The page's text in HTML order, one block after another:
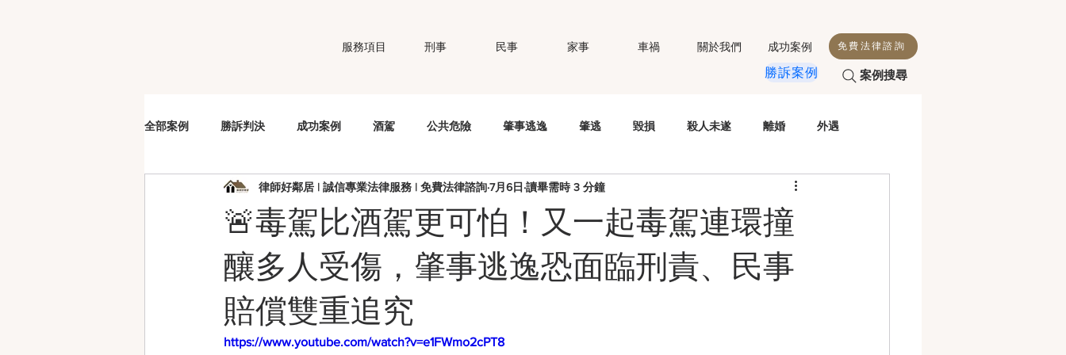
服務項目 刑事 民事 家事 車禍 關於我們 成功案例
勝訴案例
免費法律諮詢
案例搜尋
全部案例 勝訴判決 成功案例 酒駕 公共危險 肇事逃逸 肇逃 毀損 殺人未遂 離婚 外遇
車手 詐欺 洗錢 竊盜 妨害秘密 公然侮辱 個資法 侵害配偶權
妨害性自主 夫妻剩餘財產分配 職場霸凌 智慧財產權 商標權 偽造文書 強制性交 毒駕
🚨毒駕比酒駕更可怕！又一起毒駕連環撞
釀多人受傷，肇事逃逸恐面臨刑責、民事
賠償雙重追究
律師好鄰居 | 誠信專業法律服務 | 免費法律諮詢7月6日 讀畢需時 3 分鐘
https://www.youtube.com/watch?v=e1FWmo2cPT8